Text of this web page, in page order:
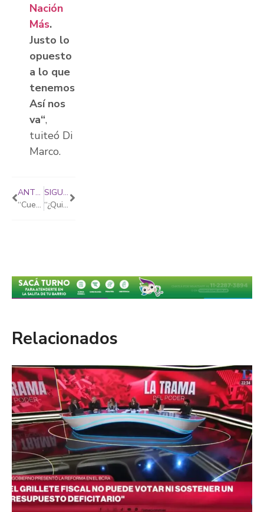
Nación
Más.
Justo lo
opuesto
a lo que
tenemos.
Así nos
va“,
tuiteó Di
Marco.
ANTERIOR
“Cuento los dos años que vienen como lo que falta para que termine la pesadilla”
SIGUIENTE
“¿Quién será el goloso?”: Laura Di Marco cruzó a Máximo Kirchner por sus dichos sobre el FMI
Relacionados